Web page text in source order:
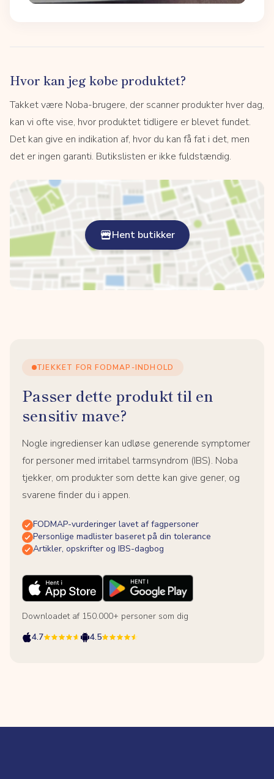
Hvor kan jeg købe produktet?
Takket være Noba-brugere, der scanner produkter hver dag,
kan vi ofte vise, hvor produktet tidligere er blevet fundet.
Det kan give en indikation af, hvor du kan få fat i det, men
det er ingen garanti. Butikslisten er ikke fuldstændig.
Hent butikker
TJEKKET FOR FODMAP-INDHOLD
Passer dette produkt til en
sensitiv mave?
Nogle ingredienser kan udløse generende symptomer
for personer med irritabel tarmsyndrom (IBS). Noba
tjekker, om produkter som dette kan give gener, og
svarene finder du i appen.
FODMAP-vurderinger lavet af fagpersoner
Personlige madlister baseret på din tolerance
Artikler, opskrifter og IBS-dagbog
Downloadet af 150.000+ personer som dig
4.7
4.5